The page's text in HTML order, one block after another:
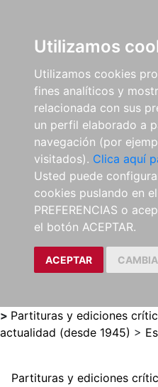
Utilizamos
Utilizamos cookies
fines analíticos y
relacionada con sus
un perfil elaborado a
navegación (por
visitados). Clica aquí
Usted puede
cookies puslando en
PREFERENCIAS o
el botón ACEPTAR.
ACEPTAR
> Partituras y ediciones
actualidad (desde 1945) >
Partituras y ediciones